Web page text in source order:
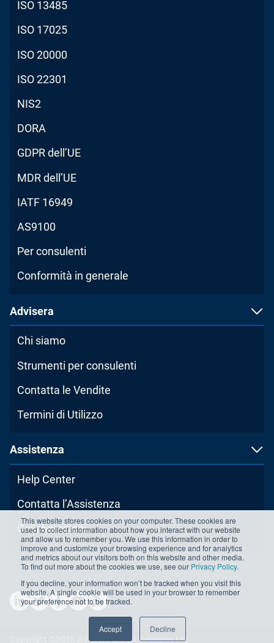
This website stores cookies on your computer. These cookies are
used to collect information about how you interact with our website
and allow us to remember you. We use this information in order to
improve and customize your browsing experience and for analytics
and metrics about our visitors both on this website and other media.
To find out more about the cookies we use, see our Privacy Policy.
If you decline, your information won’t be tracked when you visit this
website. A single cookie will be used in your browser to remember
your preference not to be tracked.
Accept Decline
ISO 13485
ISO 17025
ISO 20000
ISO 22301
NIS2
DORA
GDPR dell’UE
MDR dell’UE
IATF 16949
AS9100
Per consulenti
Conformità in generale
Advisera
Chi siamo
Strumenti per consulenti
Contatta le Vendite
Termini di Utilizzo
Assistenza
Help Center
Contatta l’Assistenza
Collaborazioni
Copyright ©2026 Advisera Expert Solutions Ltd